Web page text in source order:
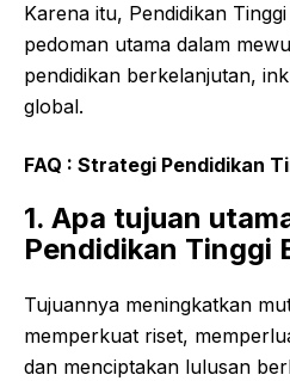
Karena itu, Pendidikan
pedoman utama dalam
pendidikan berkelanjutan,
global.
FAQ : Strategi Pendidikan
1. Apa tujuan
Pendidikan Tinggi
Tujuannya meningkatkan
memperkuat riset,
dan menciptakan lulusan